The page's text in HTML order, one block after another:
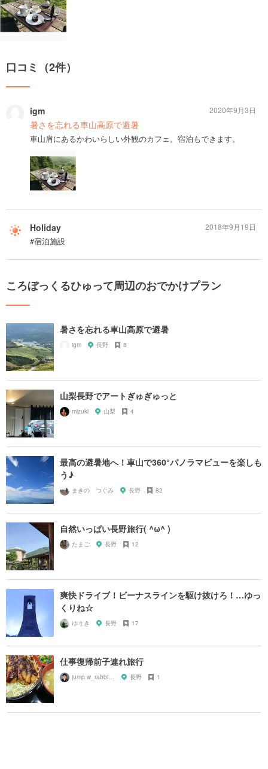
口コミ（2件）
igm
暑さを忘れる車山高原で避暑
車山肩にあるかわいらしい外観のカフェ。宿泊もできます。
2020年9月3日
Holiday
#宿泊施設
2018年9月19日
ころぼっくるひゅって周辺のおでかけプラン
暑さを忘れる車山高原で避暑
igm 長野 8
山梨長野でアートぎゅぎゅっと
mizuki 山梨 4
最高の避暑地へ！車山で360°パノラマビューを楽しも
う♪
まきの つぐみ 長野 82
自然いっぱい長野旅行( ^ω^ )
たまご 長野 12
爽快ドライブ！ビーナスラインを駆け抜けろ！…ゆっ
くりね☆
ゆうき 長野 17
仕事復帰前子連れ旅行
jump.w_rabbitkun 長野 1